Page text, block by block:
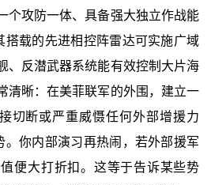
个攻防一体、具备强大独立作战能
搭载的先进相控阵雷达可实施广域
、反潜武器系统能有效控制大片海
清晰：在美菲联军的外围，建立一
切断或严重威慑任何外部增援力
。你内部演习再热闹，若外部援军
便大打折扣。这等于告诉某些势